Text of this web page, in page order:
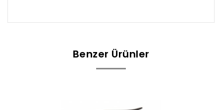
Benzer Ürünler